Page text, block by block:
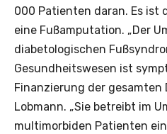
000 Patienten daran. Es ist
eine Fußamputation. „Der
diabetologischen
Gesundheitswesen ist
Finanzierung der gesamten
Lobmann. „Sie betreibt im
multimorbiden Patienten